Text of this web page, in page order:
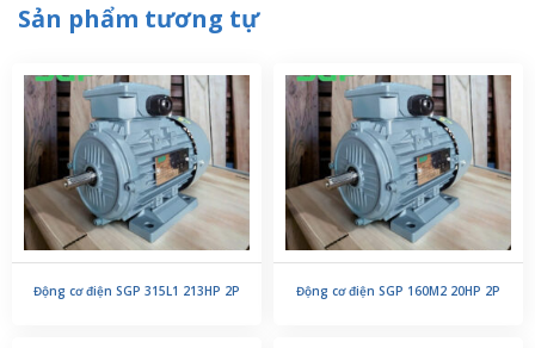
Sản phẩm tương tự
Động cơ điện SGP 315L1 213HP 2P Động cơ điện SGP 160M2 20HP 2P